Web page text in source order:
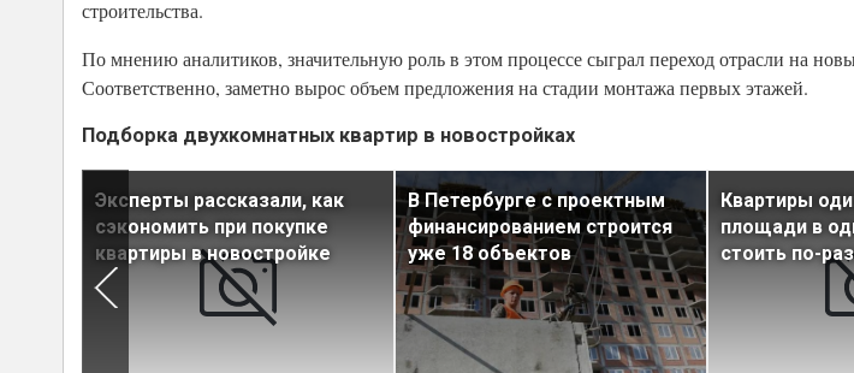
строительства.
По мнению аналитиков, значительную роль в этом процессе сыграл переход отрасли на
Соответственно, заметно вырос объем предложения на стадии монтажа первых этажей.
Подборка двухкомнатных квартир в новостройках
Эксперты рассказали, как
сэкономить при покупке
квартиры в новостройке
В Петербурге с проектным
финансированием строится
уже 18 объектов
Квартиры
площади в
стоить по-